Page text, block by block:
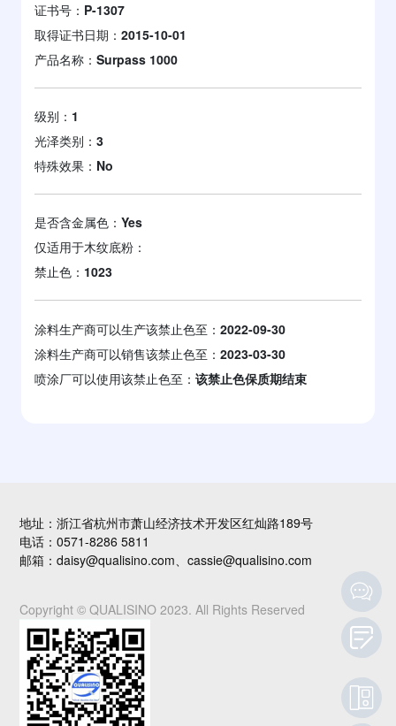
证书号： P-1307
取得证书日期： 2015-10-01
产品名称： Surpass 1000
级别： 1
光泽类别： 3
特殊效果： No
是否含金属色： Yes
仅适用于木纹底粉：
禁止色： 1023
涂料生产商可以生产该禁止色至： 2022-09-30
涂料生产商可以销售该禁止色至： 2023-03-30
喷涂厂可以使用该禁止色至： 该禁止色保质期结束
地址：浙江省杭州市萧山经济技术开发区红灿路189号
电话：0571-8286 5811
邮箱：daisy@qualisino.com、cassie@qualisino.com
Copyright © QUALISINO 2023. All Rights Reserved